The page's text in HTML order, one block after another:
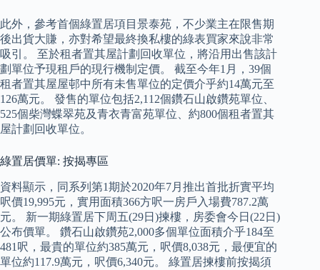
此外，參考首個綠置居項目景泰苑，不少業主在限售期
後出貨大賺，亦對希望最終換私樓的綠表買家來說非常
吸引。 至於租者置其屋計劃回收單位，將沿用出售該計
劃單位予現租戶的現行機制定價。 截至今年1月，39個
租者置其屋屋邨中所有未售單位的定價介乎約14萬元至
126萬元。 發售的單位包括2,112個鑽石山啟鑽苑單位、
525個柴灣蝶翠苑及青衣青富苑單位、約800個租者置其
屋計劃回收單位。
綠置居價單: 按揭專區
資料顯示，同系列第1期於2020年7月推出首批折實平均
呎價19,995元，實用面積366方呎一房戶入場費787.2萬
元。 新一期綠置居下周五(29日)揀樓，房委會今日(22日)
公布價單。 鑽石山啟鑽苑2,000多個單位面積介乎184至
481呎，最貴的單位約385萬元，呎價8,038元，最便宜的
單位約117.9萬元，呎價6,340元。 綠置居揀樓前按揭須